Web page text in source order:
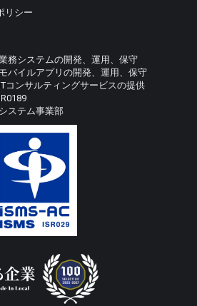
リシー
務システムの開発、運用、保守
モバイルアプリの開発、運用、保守
コンサルティングサービスの提供
システム事業部